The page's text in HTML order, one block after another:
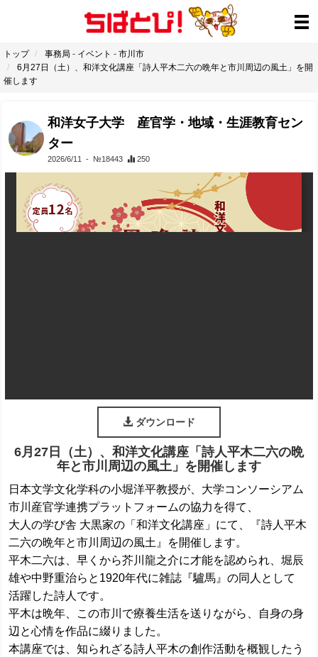
トップ 事務局 - イベント - 市川市
6月27日（土）、和洋文化講座「詩人平木二六の晩年と市川周辺の風土」を開
催します
和洋女子大学 産官学・地域・生涯教育セン
ター
2026/6/11 - №18443 250
ダウンロード
6月27日（土）、和洋文化講座「詩人平木二六の晩
年と市川周辺の風土」を開催します
日本文学文化学科の小堀洋平教授が、大学コンソーシアム
市川産官学連携プラットフォームの協力を得て、
大人の学び舎 大黒家の「和洋文化講座」にて、『詩人平木
二六の晩年と市川周辺の風土』を開催します。
平木二六は、早くから芥川龍之介に才能を認められ、堀辰
雄や中野重治らと1920年代に雑誌『驢馬』の同人として
活躍した詩人です。
平木は晩年、この市川で療養生活を送りながら、自身の身
辺と心情を作品に綴りました。
本講座では、知られざる詩人平木の創作活動を概観したう